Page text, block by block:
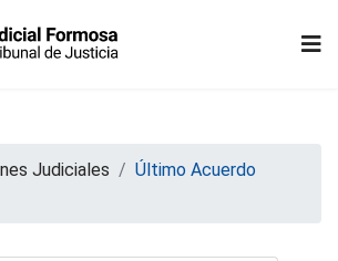
Judiciales
Último Acuerdo